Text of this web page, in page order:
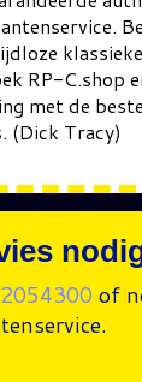
RP-C.shop
met de
(Dick Tracy)
of